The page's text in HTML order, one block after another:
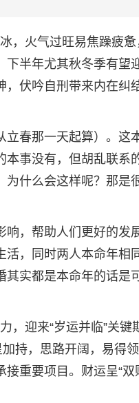
，火气过旺易焦躁疲惫
下半年尤其秋冬季有望
伏吟自刑带来内在纠
立春那一天起算）。这
本事没有，但胡乱联系
为什么会这样呢？那是
响，帮助人们更好的发
活，同时两人本命年相
其实都是本命年的话是
，迎来“岁运并临”关键
持，思路开阔，易得领
重要项目。财运呈“双